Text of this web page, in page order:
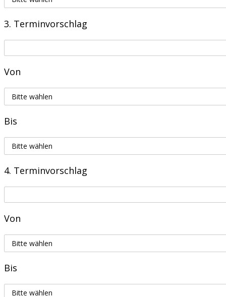
3. Terminvorschlag
Von
Bis
4. Terminvorschlag
Von
Bis